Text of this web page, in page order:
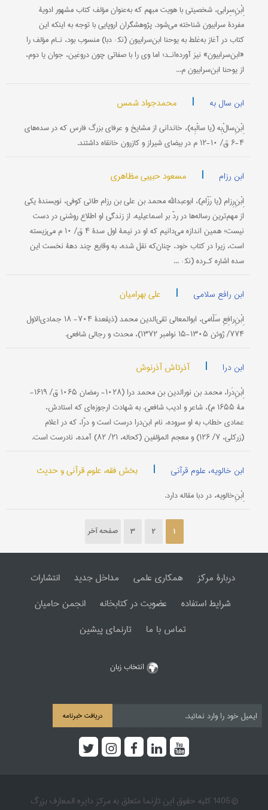
اِبْنِ‌سِرابی، شخصیتی با هویت مبهم که به‌عنوان مؤلف کتاب مشهور ادویۀ
مفردۀ سرابیون شناخته می‌شود. پژوهشگران اروپایی با توجه به اینکه این
کتاب در آغاز به‌غلط به یوحنا ابن‌سرابیون (نک‍ : دبا) منسوب بود، نـام مؤلف را
«ابن‌سرابیون» نیز آورده‌انـد؛ اما وی را با صفاتی چون دروغین، جوان یا دوم،
از یوحنا ابن‌سرابیون م...
ابن سال به | محمدجواد شمس
اِبْنِ‌سالْ‌بِه (یا سالْبِه)، خاندانی از مشایخ و عرفای بزرگ فارس که در سده‌های
۴-۶ ق/ ۱۰-۱۲ م در بیضای شیراز و کازرون خانقاه داشتند.
ابن رزام | مسعود حبیبی مظاهری
اِبْنِ‌رِزام (یا رَزّام)، ابوعبدالله محمد بن علی بن رزام طائی کوفی، نویسندۀ یکی
از مهم‌ترین رساله‌ها در ردّ بر اسماعیلیه. از زندگی او اطلاع روشنی در دست
نیست؛ همین اندازه می‌دانیم که او در نیمۀ اول سدۀ ۴ ق/ ۱۰ م می‌زیسته
است، زیرا در کتاب خود، چنان‌که نقل شده، به وقایع چند دهۀ نخست این
سده اشاره کـرده (نک‍ : ...
ابن رافع سلامی | علی بهرامیان
اِبْنِ‌رافِعِ سَلّامی، ابوالمعالی تقی‌الدین محمد (ذیقعدۀ ۷۰۴- ۱۸ جمادی‌الاول
۷۷۴/ ژوئن ۱۳۰۵-۱۵ نوامبر ۱۳۷۲)، محدث و رجالی شافعی.
ابن درا | آذرتاش آذرنوش
اِبْنِ‌دَرا، محمد بن نورالدین بن محمد درا (۱۰۲۸- رمضان ۱۰۶۵ ق/ ۱۶۱۹-
مۀ ۱۶۵۵ م)، شاعر و ادیب شافعی. به شهادت ارجوزه‌ای که استادش،
عمادی خطاب به او سروده، نام ابن‌درا درست است و درّا، که در اعلام
(زرکلی، ۷/ ۱۲۶) و معجم المؤلفین (کحاله، ۲۱/ ۸۲) آمده، نادرست است.
ابن خالویه، علوم قرآنی | بخش فقه، علوم قرآنی و حدیث
اِبْنِ‌خالویه، در دبا مقاله دارد.
1
2
3 صفحه آخر
دربارۀ مرکز همکاری علمی مداخل جدید
انتشارات
شرایط استفاده
عضویت در کتابخانه
انجمن حامیان
تماس با ما
تارنمای پیشین
انتخاب زبان
دریافت خبرنامه
© 1405 کلیه حقوق این تارنما متعلق به مرکز دایره المعارف بزرگ